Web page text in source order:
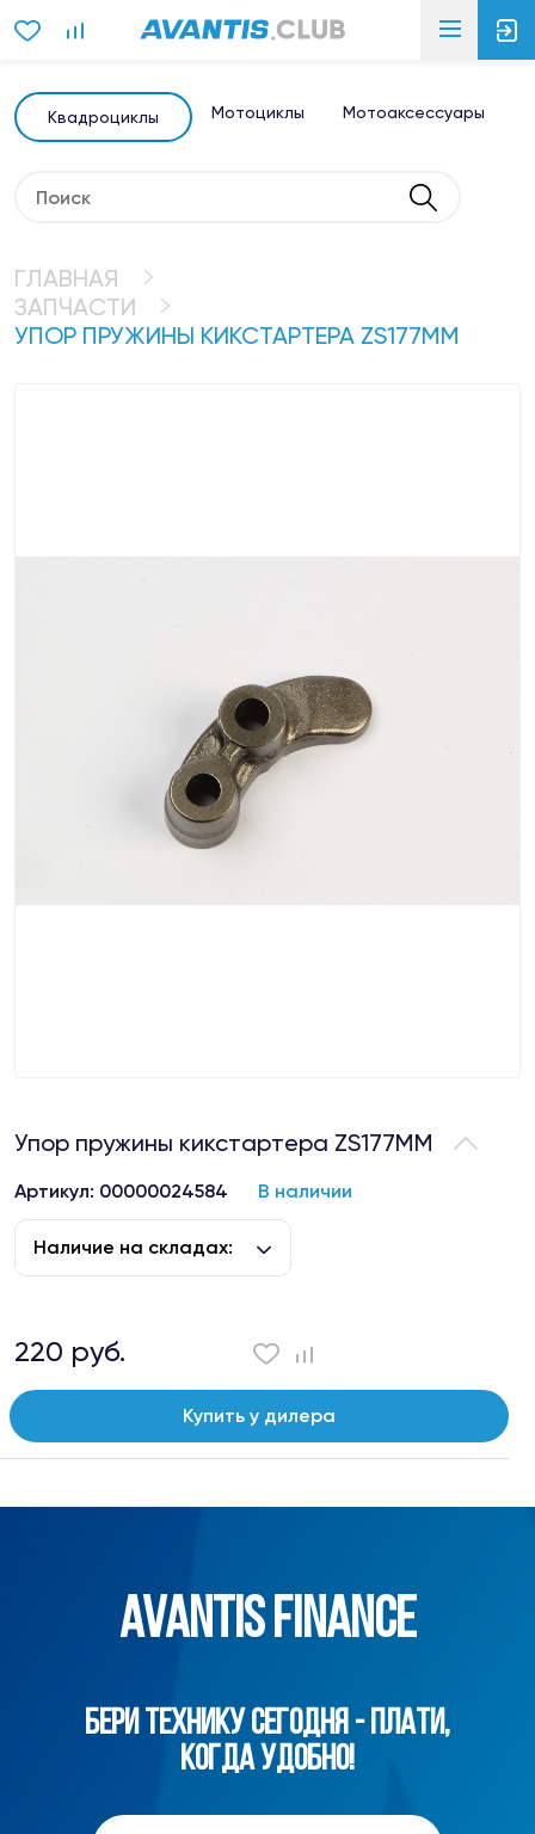
Квадроциклы Мотоциклы Мотоаксессуары
ГЛАВНАЯ
ЗАПЧАСТИ
УПОР ПРУЖИНЫ КИКСТАРТЕРА ZS177MM
Упор пружины кикстартера ZS177MM
Артикул: 00000024584 В наличии
Наличие на складах:
220 руб.
Купить у дилера
AVANTIS FINANCE
БЕРИ ТЕХНИКУ СЕГОДНЯ - ПЛАТИ,
КОГДА УДОБНО!